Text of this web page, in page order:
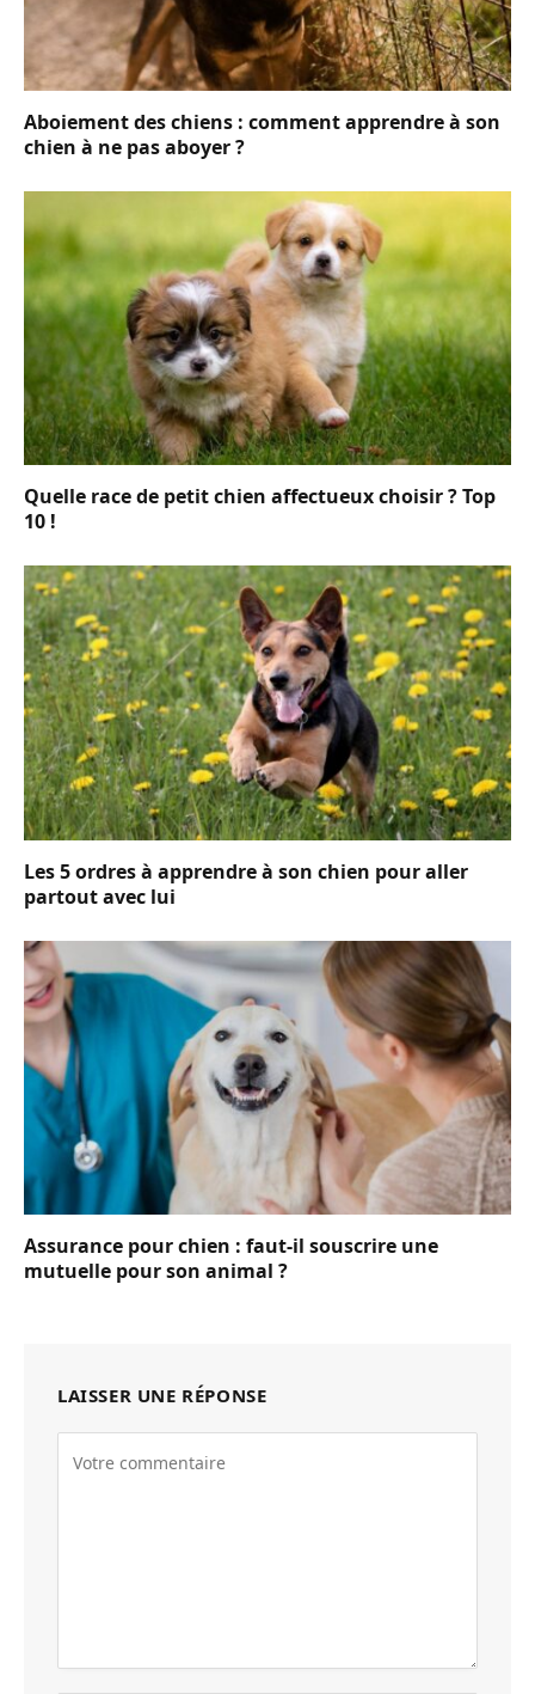
Aboiement des chiens : comment apprendre à son
chien à ne pas aboyer ?
Quelle race de petit chien affectueux choisir ? Top
10 !
Les 5 ordres à apprendre à son chien pour aller
partout avec lui
Assurance pour chien : faut-il souscrire une
mutuelle pour son animal ?
LAISSER UNE RÉPONSE